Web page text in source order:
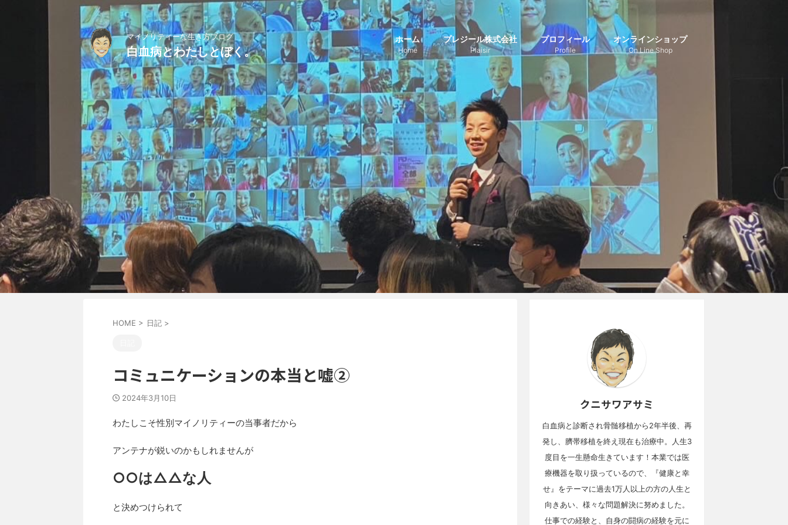
マイノリティーな生き方ブログ
白血病とわたしとぼく。
ホーム
Home
プレジール株式会社
Plaisir
プロフィール
Profile
オンラインショップ
On Line Shop
HOME > 日記 >
コミュニケーションの本当と嘘②
2024年3月10日
わたしこそ性別マイノリティーの当事者だから
アンテナが鋭いのかもしれませんが
○○は△△な人
と決めつけられて
クニサワアサミ
白血病と診断され骨髄移植から2年半後、再
発し、臍帯移植を終え現在も治療中。人生3
度目を一生懸命生きています！本業では医
療機器を取り扱っているので、『健康と幸
せ』をテーマに過去1万人以上の方の人生と
向きあい、様々な問題解決に努めました。
仕事での経験と、自身の闘病の経験を元に